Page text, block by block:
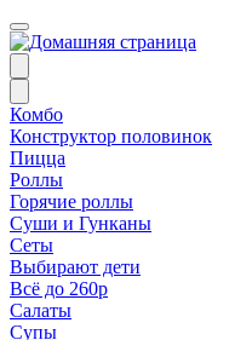
Комбо
Конструктор половинок
Пицца
Роллы
Горячие роллы
Суши и Гунканы
Сеты
Выбирают дети
Всё до 260р
Салаты
Супы